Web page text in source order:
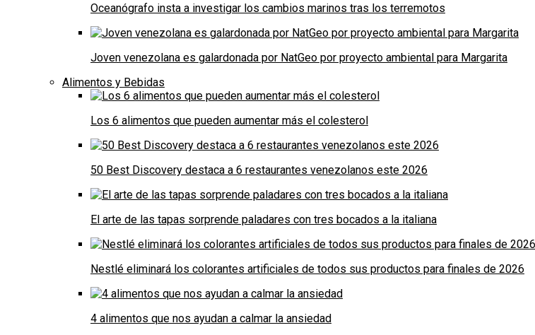
Oceanógrafo insta a investigar los cambios marinos tras los terremotos
Joven venezolana es galardonada por NatGeo por proyecto ambiental para Margarita
Alimentos y Bebidas
Los 6 alimentos que pueden aumentar más el colesterol
50 Best Discovery destaca a 6 restaurantes venezolanos este 2026
El arte de las tapas sorprende paladares con tres bocados a la italiana
Nestlé eliminará los colorantes artificiales de todos sus productos para finales de 2026
4 alimentos que nos ayudan a calmar la ansiedad